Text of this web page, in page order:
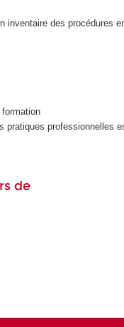
inventaire des procédures
pratiques professionnelles
de